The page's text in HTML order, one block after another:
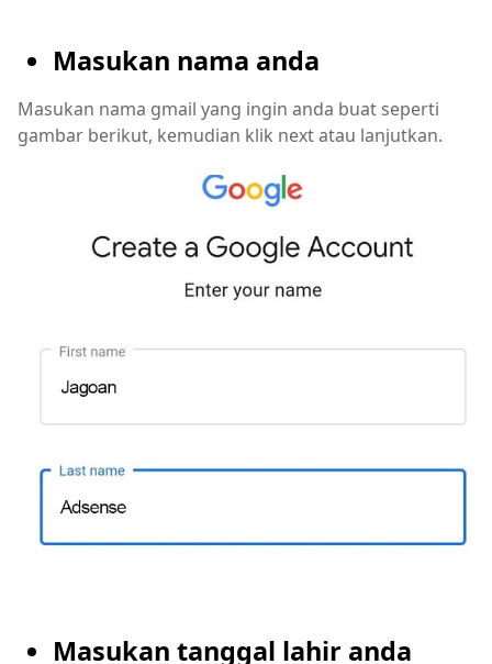
Masukan nama anda
Masukan nama gmail yang ingin anda buat seperti
gambar berikut, kemudian klik next atau lanjutkan.
Masukan tanggal lahir anda